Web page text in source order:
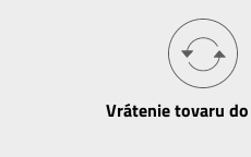
Vrátenie tovaru